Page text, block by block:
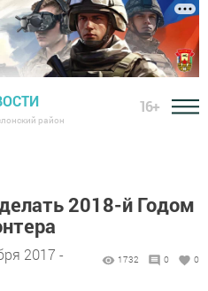
район
16+
2018-й Годом
2017 -
1732 0 0